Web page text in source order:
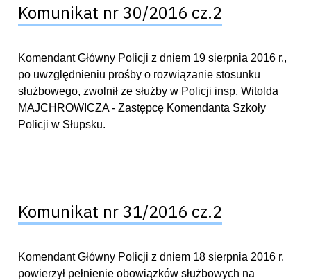
Komunikat nr 30/2016 cz.2
Komendant Główny Policji z dniem 19 sierpnia 2016 r.,
po uwzględnieniu prośby o rozwiązanie stosunku
służbowego, zwolnił ze służby w Policji insp. Witolda
MAJCHROWICZA - Zastępcę Komendanta Szkoły
Policji w Słupsku.
Komunikat nr 31/2016 cz.2
Komendant Główny Policji z dniem 18 sierpnia 2016 r.
powierzył pełnienie obowiązków służbowych na